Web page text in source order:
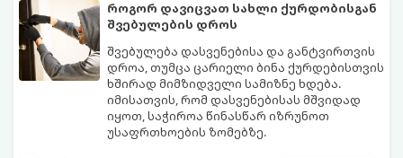
როგორ დავიცვათ სახლი ქურდობისგან
შვებულების დროს
შვებულება დასვენებისა და განტვირთვის
დროა, თუმცა ცარიელი ბინა ქურდებისთვის
ხშირად მიმზიდველი სამიზნე ხდება.
იმისათვის, რომ დასვენებისას მშვიდად
იყოთ, საჭიროა წინასწარ იზრუნოთ
უსაფრთხოების ზომებზე.